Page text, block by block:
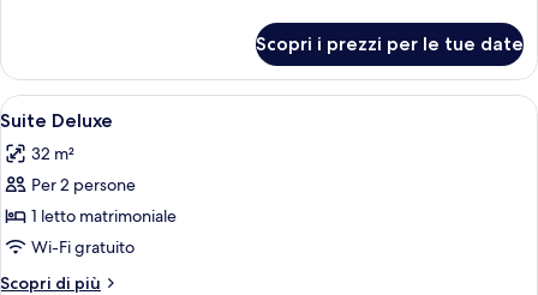
Deluxe
Scopri i prezzi per le tue date
Apri
tutte
le
foto
per
Suite
Deluxe
Un letto rifatto con un cuscino
5
Suite Deluxe
32 m²
Per 2 persone
1 letto matrimoniale
Wi-Fi gratuito
Scopri di più
Altri